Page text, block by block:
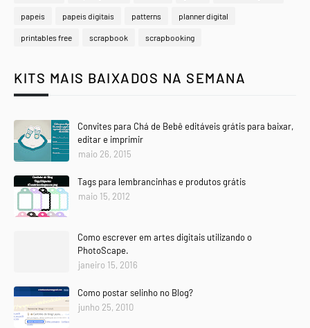
papeis papeis digitais patterns planner digital
printables free scrapbook scrapbooking
KITS MAIS BAIXADOS NA SEMANA
Convites para Chá de Bebê editáveis grátis para baixar,
editar e imprimir
maio 26, 2015
Tags para lembrancinhas e produtos grátis
maio 15, 2012
Como escrever em artes digitais utilizando o
PhotoScape.
janeiro 15, 2016
Como postar selinho no Blog?
junho 25, 2010